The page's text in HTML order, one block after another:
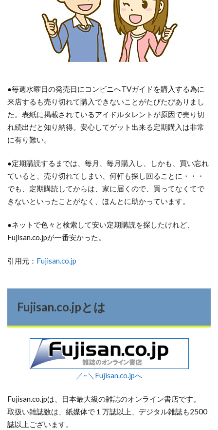
●毎週水曜日の発売日にコンビニへTVガイドを購入する為に
来店するも売り切れて購入できないことがたびたびありまし
た。表紙に掲載されているアイドルタレントが原因で売り切
れ続出だと知り納得。安心してゲット出来る定期購入は非常
に有り難い。
●定期購読するまでは、毎月、毎月購入し、しかも、買い忘れ
ていると、売り切れてしまい、何軒も探し回ることに・・・
でも、定期購読してからは、家に届くので、買ってなくてで
きないといったことがなく、ほんとに助かっています。
●ネットで色々と検索して安い定期購読を探したけれど、
Fujisan.co.jpが一番安かった。
引用元： Fujisan.co.jp
Fujisan.co.jpとは
／~＼Fujisan.co.jpへ
Fujisan.co.jpは、日本最大級の雑誌のオンライン書店です。
取扱い雑誌数は、紙媒体で１万誌以上、デジタル雑誌も2500
誌以上ございます。